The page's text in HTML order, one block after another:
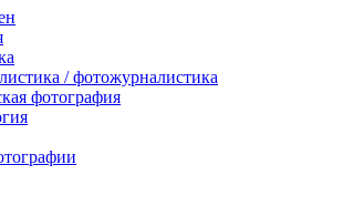
/ фотожурналистика
фотография